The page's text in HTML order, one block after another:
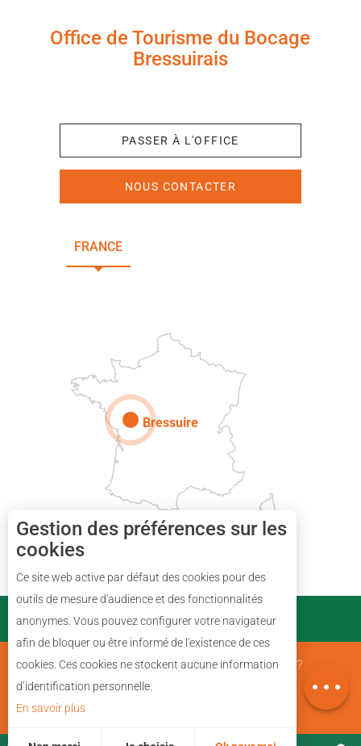
Tarifs
Carte
Office de Tourisme du Bocage
Bressuirais
PASSER À L'OFFICE
NOUS CONTACTER
FRANCE
Bressuire
PARTENAIRES
Mentions Légales Qui sommes nous ?
Gestion des préférences sur les
cookies
Ce site web active par défaut des cookies pour des
outils de mesure d'audience et des fonctionnalités
anonymes. Vous pouvez configurer votre navigateur
afin de bloquer ou être informé de l'existence de ces
cookies. Ces cookies ne stockent aucune information
d’identification personnelle.
En savoir plus